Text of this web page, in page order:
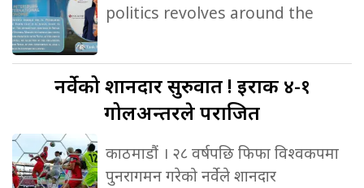
politics revolves around the
नर्वेकोशानदार सुरुवात ! इराक ४-१
गोलअन्तरले पराजित
काठमाडौं । २८ वर्षपछि फिफा विश्वकपमा
पुनरागमन गरेको नर्वेले शानदार